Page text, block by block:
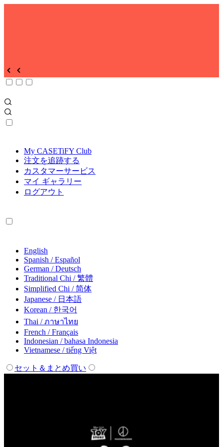
My CASETiFY Club
注文を追跡する
カスタマーサービス
マイ ギャラリー
ログアウト
English
Spanish / Español
German / Deutsch
Traditional Chi / 繁體
Simplified Chi / 简体
Japanese / 日本語
Korean / 한국어
Thai / ภาษาไทย
French / Français
Indonesian / bahasa Indonesia
Vietnamese / tiếng Việt
セット＆まとめ買い